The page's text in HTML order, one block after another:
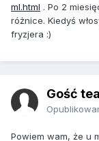
ml.html . Po 2
różnice. Kiedyś
fryzjera :)
Gość
Powiem wam, że u